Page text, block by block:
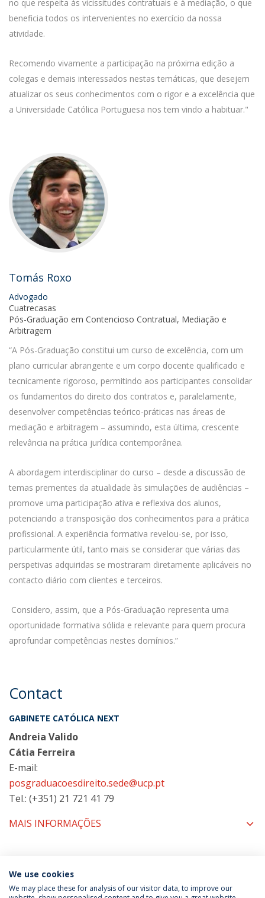
no que respeita às vicissitudes contratuais e à mediação, o que
beneficia todos os intervenientes no exercício da nossa
atividade.
Recomendo vivamente a participação na próxima edição a
colegas e demais interessados nestas temáticas, que desejem
atualizar os seus conhecimentos com o rigor e a excelência que
a Universidade Católica Portuguesa nos tem vindo a habituar."
Tomás Roxo
Advogado
Cuatrecasas
Pós-Graduação em Contencioso Contratual, Mediação e
Arbitragem
“A Pós-Graduação constitui um curso de excelência, com um
plano curricular abrangente e um corpo docente qualificado e
tecnicamente rigoroso, permitindo aos participantes consolidar
os fundamentos do direito dos contratos e, paralelamente,
desenvolver competências teórico-práticas nas áreas de
mediação e arbitragem – assumindo, esta última, crescente
relevância na prática jurídica contemporânea.
A abordagem interdisciplinar do curso – desde a discussão de
temas prementes da atualidade às simulações de audiências –
promove uma participação ativa e reflexiva dos alunos,
potenciando a transposição dos conhecimentos para a prática
profissional. A experiência formativa revelou-se, por isso,
particularmente útil, tanto mais se considerar que várias das
perspetivas adquiridas se mostraram diretamente aplicáveis no
contacto diário com clientes e terceiros.
Considero, assim, que a Pós-Graduação representa uma
oportunidade formativa sólida e relevante para quem procura
aprofundar competências nestes domínios.”
Contact
GABINETE CATÓLICA NEXT
Andreia Valido
Cátia Ferreira
E-mail:
posgraduacoesdireito.sede@ucp.pt
Tel.: (+351) 21 721 41 79
MAIS INFORMAÇÕES
COORDENAÇÃO
We use cookies
We may place these for analysis of our visitor data, to improve our